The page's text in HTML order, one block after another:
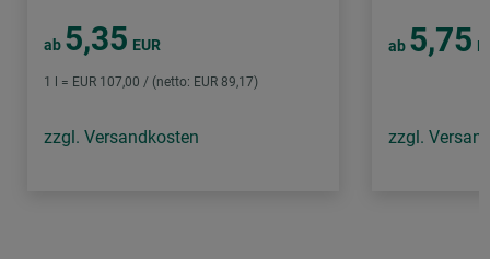
ab 5,35 EUR
1 l = EUR 107,00 / (netto: EUR 89,17)
zzgl. Versandkosten
ab 5,75
zzgl.